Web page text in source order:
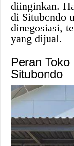
diinginkan.
di Situbondo
dinegosiasi,
yang dijual.
Peran
Situbondo